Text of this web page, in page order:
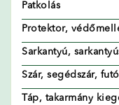
Patkolás
Protektor,
Sarkantyú,
Szár, segédszár,
Táp, takarmány